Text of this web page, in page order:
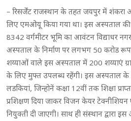
– रिसर्जेंट राजस्थान के तहत जयपुर में शंकरा
लिए एमओयू किया गया था। इस अस्पताल की
8342 वर्गमीटर भूमि का आवंटन विद्याधर
अस्पताल के निर्माण पर लगभग 50 करोड
शय्याओं वाले इस अस्पताल में 200 शय्याएं
के लिए मुफ्त उपलब्ध रहेंगी। इस अस्पताल के
लडकियां, जिन्होनें कक्षा 12वीं तक शिक्षा
प्रशिक्षण दिया जाकर विजन केयर
नियुक्ती दी जाएगी। साथ ही संस्थान